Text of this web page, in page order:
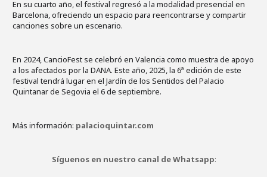
En su cuarto año, el festival regresó a la modalidad presencial en
Barcelona, ofreciendo un espacio para reencontrarse y compartir
canciones sobre un escenario.
En 2024, CancioFest se celebró en Valencia como muestra de apoyo
a los afectados por la DANA. Este año, 2025, la 6ª edición de este
festival tendrá lugar en el Jardín de los Sentidos del Palacio
Quintanar de Segovia el 6 de septiembre.
Más información: palacioquintar.com
Síguenos en nuestro canal de Whatsapp: